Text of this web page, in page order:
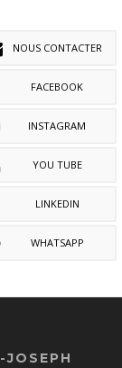
NOUS CONTACTER
FACEBOOK
INSTAGRAM
YOU TUBE
LINKEDIN
WHATSAPP